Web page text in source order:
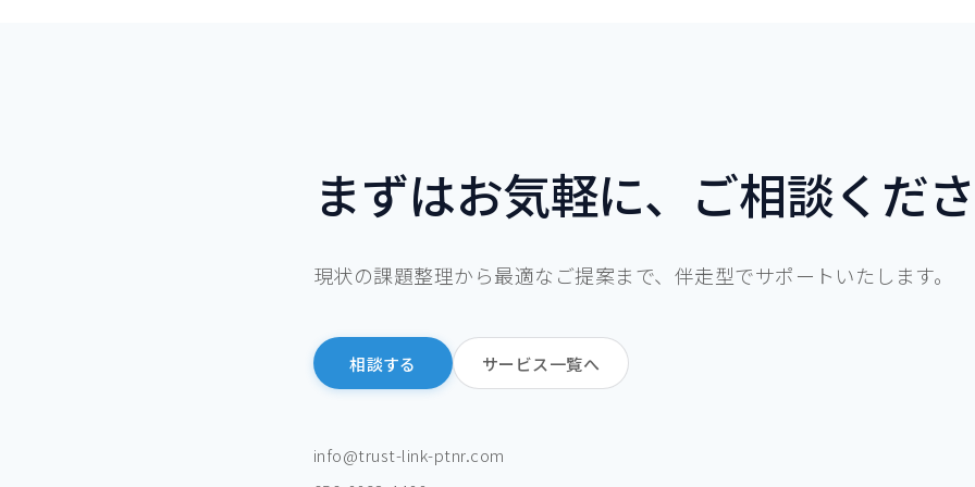
まずはお気軽に、ご相談くだ
現状の課題整理から最適なご提案まで、伴走型でサポートいたします。
相談する サービス一覧へ
info@trust-link-ptnr.com